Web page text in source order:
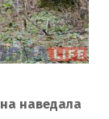
наведала